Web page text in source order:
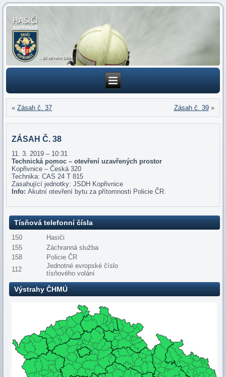
«Zásah č. 37 Zásah č. 39»
ZÁSAH Č. 38
11. 3. 2019 – 10:31
Technická pomoc – otevření uzavřených prostor
Kopřivnice – Česká 320
Technika: CAS 24 T 815
Zasahující jednotky: JSDH Kopřivnice
Info:Akutní otevření bytu za přítomnosti Policie ČR.
Tísňová telefonní čísla
150
Hasiči
155
Záchranná služba
158
Policie ČR
112
Jednotné evropské číslo
tísňového volání
Výstrahy ČHMÚ